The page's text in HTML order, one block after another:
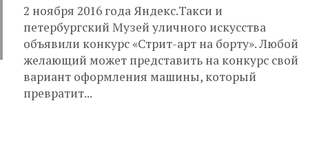
2 ноября 2016 года Яндекс.Такси и
петербургский Музей уличного искусства
объявили конкурс «Стрит-арт на борту». Любой
желающий может представить на конкурс свой
вариант оформления машины, который
превратит...